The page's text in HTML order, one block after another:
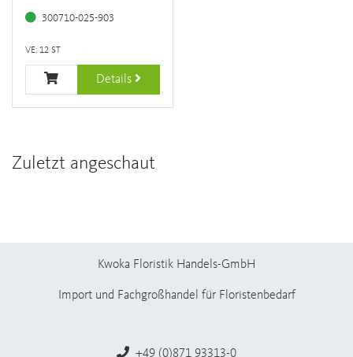
300710-025-903
VE: 12 ST
Details
Zuletzt angeschaut
Kwoka Floristik Handels-GmbH
Import und Fachgroßhandel für Floristenbedarf
+49 (0)871 93313-0